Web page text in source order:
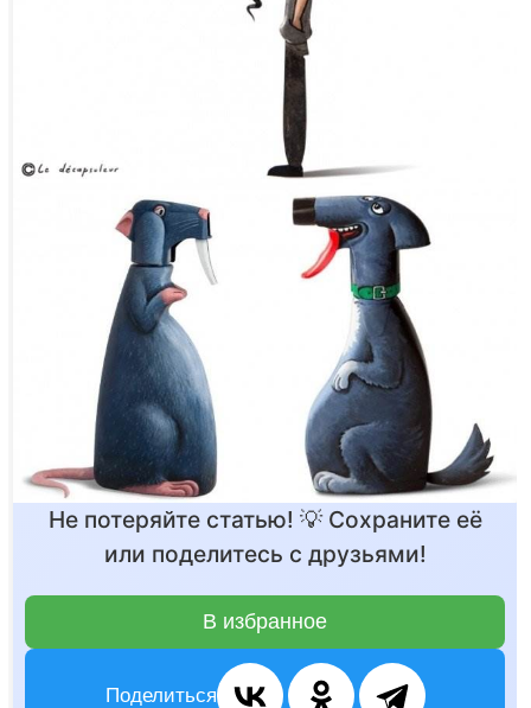
Не потеряйте статью! 💡 Сохраните её
или поделитесь с друзьями!
В избранное
Поделиться